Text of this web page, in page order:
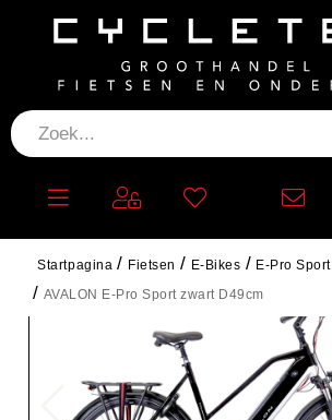
Startpagina Fietsen E-Bikes
E-Pro Sport
AVALON E-Pro Sport zwart D49cm